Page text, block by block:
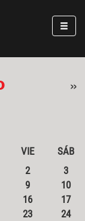
»
VIE
SÁB
2
3
9
10
16
17
23
24